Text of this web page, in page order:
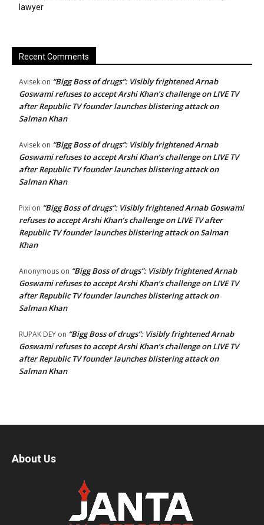
lawyer
Recent Comments
Avisek on “Bigg Boss of drugs”: Visibly frightened Arnab
Goswami refuses to accept Arshi Khan’s challenge on LIVE TV
after Republic TV founder launches blistering attack on
Salman Khan
Avisek on “Bigg Boss of drugs”: Visibly frightened Arnab
Goswami refuses to accept Arshi Khan’s challenge on LIVE TV
after Republic TV founder launches blistering attack on
Salman Khan
Pixi on “Bigg Boss of drugs”: Visibly frightened Arnab Goswami
refuses to accept Arshi Khan’s challenge on LIVE TV after
Republic TV founder launches blistering attack on Salman
Khan
Anonymous on “Bigg Boss of drugs”: Visibly frightened Arnab
Goswami refuses to accept Arshi Khan’s challenge on LIVE TV
after Republic TV founder launches blistering attack on
Salman Khan
RUPAK DEY on “Bigg Boss of drugs”: Visibly frightened Arnab
Goswami refuses to accept Arshi Khan’s challenge on LIVE TV
after Republic TV founder launches blistering attack on
Salman Khan
About Us